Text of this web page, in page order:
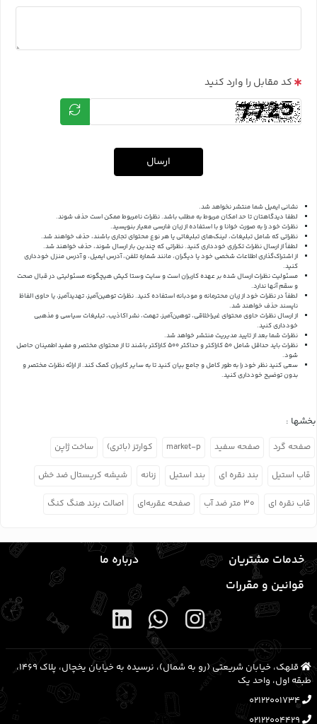
کد مقابل را وارد کنید
ارسال
نشانی ایمیل شما منتشر نخواهد شد.
لطفا دیدگاهتان تا حد امکان مربوط به مطلب باشد. نظرات نامربوط ممکن است حذف شوند.
نظرات خود را به صورت خوانا و با استفاده از زبان فارسی معیار بنویسید.
نظراتی که شامل تبلیغات، لینک‌های تبلیغاتی یا هر نوع محتوای تجاری باشند، حذف خواهند شد.
لطفاً از ارسال نظرات تکراری خودداری کنید. نظراتی که چندین بار ارسال شوند، حذف خواهند شد.
از اشتراک‌گذاری اطلاعات شخصی خود یا دیگران، مانند شماره تلفن، آدرس ایمیل، و آدرس منزل خودداری
کنید.
مسئولیت نظرات ارسال شده بر عهده کاربران است و سایت وستا کیش هیچگونه مسئولیتی در قبال صحت
و سقم آنها ندارد.
لطفاً در نظرات خود از زبان محترمانه و مودبانه استفاده کنید. نظرات توهین‌آمیز، تهدیدآمیز، یا حاوی الفاظ
ناپسند حذف خواهند شد.
از ارسال نظرات حاوی محتوای غیراخلاقی، توهین‌آمیز، تهمت، نشر اکاذیب، تبلیغات سیاسی و مذهبی
خودداری کنید.
نظرات شما بعد از تایید مدیریت منتشر خواهد شد.
نظرات باید حداقل شامل 50 کاراکتر و حداکثر 500 کاراکتر باشند تا از محتوای مختصر و مفید اطمینان حاصل
شود.
سعی کنید نظر خود را به طور کامل و جامع بیان کنید تا به سایر کاربران کمک کند.از ارائه نظرات مختصر و
بدون توضیح خودداری کنید.
بخشها :
صفحه گرد صفحه سفید market-p کوارتز (باتری) ساخت ژاپن
قاب استیل بند نقره ای بند استیل زنانه شیشه کریستال ضد خش
قاب نقره ای ۳۰ متر ضد آب صفحه عقربه‌ای اصالت برند هنگ کنگ
خدمات مشتریان
درباره ما
قوانین و مقررات
قلهک، خیابان شریعتی (رو به شمال)، نرسیده به خیابان یخچال، پلاک ۱۴۶۹،
طبقه اول، واحد یک
02122001734
02122004429